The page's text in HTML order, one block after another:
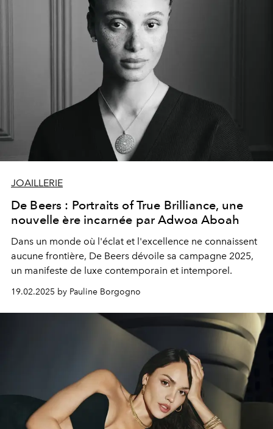
JOAILLERIE
De Beers : Portraits of True Brilliance, une
nouvelle ère incarnée par Adwoa Aboah
Dans un monde où l'éclat et l'excellence ne connaissent
aucune frontière, De Beers dévoile sa campagne 2025,
un manifeste de luxe contemporain et intemporel.
19.02.2025 by Pauline Borgogno